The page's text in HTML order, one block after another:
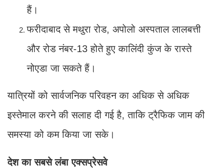
हैं।
फरीदाबाद से मथुरा रोड, अपोलो अस्पताल लालबत्ती
और रोड नंबर-13 होते हुए कालिंदी कुंज के रास्ते
नोएडा जा सकते हैं।
यात्रियों को सार्वजनिक परिवहन का अधिक से अधिक
इस्तेमाल करने की सलाह दी गई है, ताकि ट्रैफिक जाम की
समस्या को कम किया जा सके।
देश का सबसे लंबा एक्सप्रेसवे